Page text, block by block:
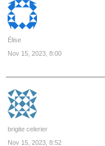
Élise
Nov 15, 2023, 8:00
brigite celerier
Nov 15, 2023, 8:52